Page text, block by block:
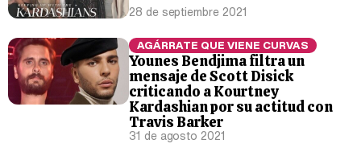
28 de septiembre 2021
AGÁRRATE QUE VIENE CURVAS
Younes Bendjima filtra un
mensaje de Scott Disick
criticando a Kourtney
Kardashian por su actitud con
Travis Barker
31 de agosto 2021